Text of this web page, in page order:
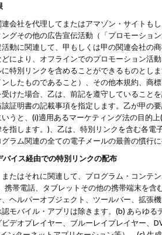
会社を代理してまたはアマゾン・サイトも
グその他の広告宣伝活動（「プロモーショ
動に関連して、甲もしくは甲の関連会社の
により、オフラインでのプロモーション活
特別リンクを含めることができるものとし
したものであること）、その他本規約、商
けた場合、乙は、前記を遵守していること
証明書の記載事項を指定します。乙が甲の
うと、(i)適用あるマーケティング法の目的
指します。)、乙は、特別リンクを含む各
ラム関連の全ての電子メールの最善の慣行
イス経由での特別リンクの配布
たはそれに関連して、プログラム・コンテ
携帯電話、タブレットその他の携帯端末を
ヘルパーオブジェクト、ツールバー、拡張
モバイル・アプリは除きます。(b) あらゆ
デオプレイヤー、ブルーレイプレイヤー、